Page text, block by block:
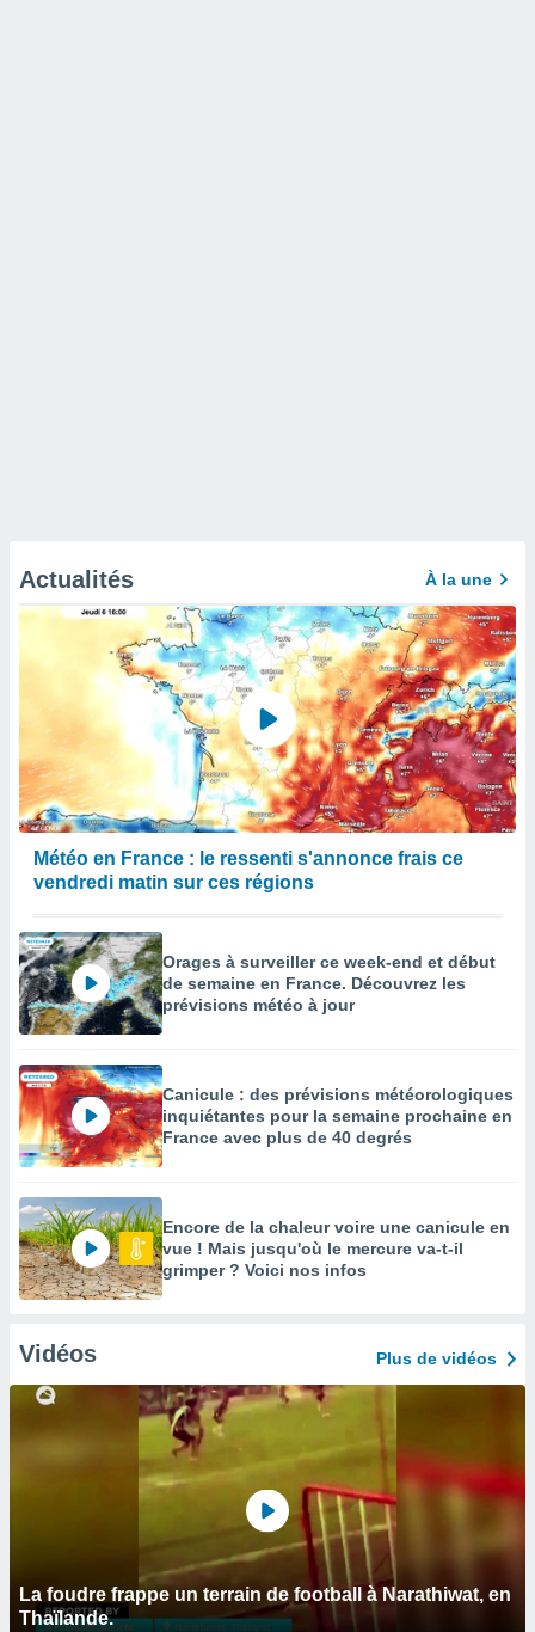
Actualités À la une
Météo en France : le ressenti s'annonce frais ce
vendredi matin sur ces régions
Orages à surveiller ce week-end et début
de semaine en France. Découvrez les
prévisions météo à jour
Canicule : des prévisions météorologiques
inquiétantes pour la semaine prochaine en
France avec plus de 40 degrés
Encore de la chaleur voire une canicule en
vue ! Mais jusqu'où le mercure va-t-il
grimper ? Voici nos infos
Vidéos Plus de vidéos
La foudre frappe un terrain de football à Narathiwat, en
Thaïlande.